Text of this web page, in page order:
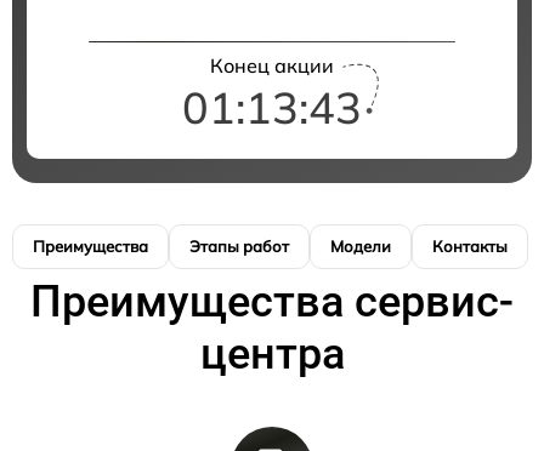
Конец акции
01:13:43
Преимущества Этапы работ Модели Контакты
Преимущества сервис-
центра